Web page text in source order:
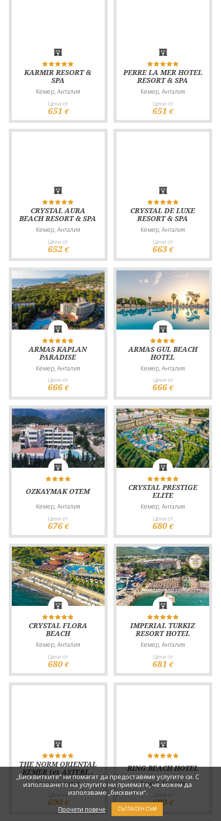
KARMIR RESORT &
SPA
Кемер, Анталия
Цени от
651 €
PERRE LA MER HOTEL
RESORT & SPA
Кемер, Анталия
Цени от
651 €
CRYSTAL AURA
BEACH RESORT & SPA
Кемер, Анталия
Цени от
652 €
CRYSTAL DE LUXE
RESORT & SPA
Кемер, Анталия
Цени от
663 €
ARMAS KAPLAN
PARADISE
Кемер, Анталия
Цени от
666 €
ARMAS GUL BEACH
HOTEL
Кемер, Анталия
Цени от
666 €
OZKAYMAK OTEM
Кемер, Анталия
Цени от
676 €
CRYSTAL PRESTIGE
ELITE
Кемер, Анталия
Цени от
680 €
CRYSTAL FLORA
BEACH
Кемер, Анталия
Цени от
680 €
IMPERIAL TURKIZ
RESORT HOTEL
Кемер, Анталия
Цени от
681 €
THE NORM ORIENTAL
KEMER (ex ASTERIA
KEMER)
Кемер, Анталия
Цени от
690 €
RING BEACH HOTEL
Кемер, Анталия
Цени от
690 €
„Бисквитките“ ни помагат да предоставяме услугите си. С
използването на услугите ни приемате, че можем да
използваме „бисквитки“.
Прочети повече СЪГЛАСЕН СЪМ